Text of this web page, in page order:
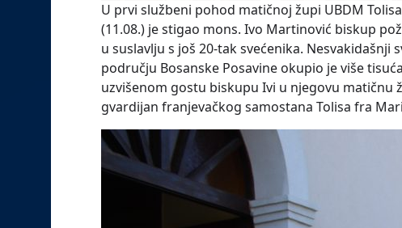
U prvi službeni pohod matičnoj župi UBDM
(11.08.) je stigao mons. Ivo Martinović biskup
u suslavlju s još 20-tak svećenika. Nesvakidašnji
području Bosanske Posavine okupio je više
uzvišenom gostu biskupu Ivi u njegovu matičnu
gvardijan franjevačkog samostana Tolisa fra